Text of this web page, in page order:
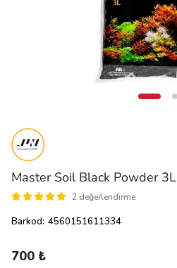
Master Soil Black Powder 3L
2 değerlendirme
Barkod: 4560151611334
700 ₺